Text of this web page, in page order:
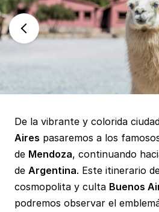
De la vibrante y colorida
Aires pasaremos a los
de Mendoza, continuando
de Argentina. Este itinerario
cosmopolita y culta Buenos
podremos observar el